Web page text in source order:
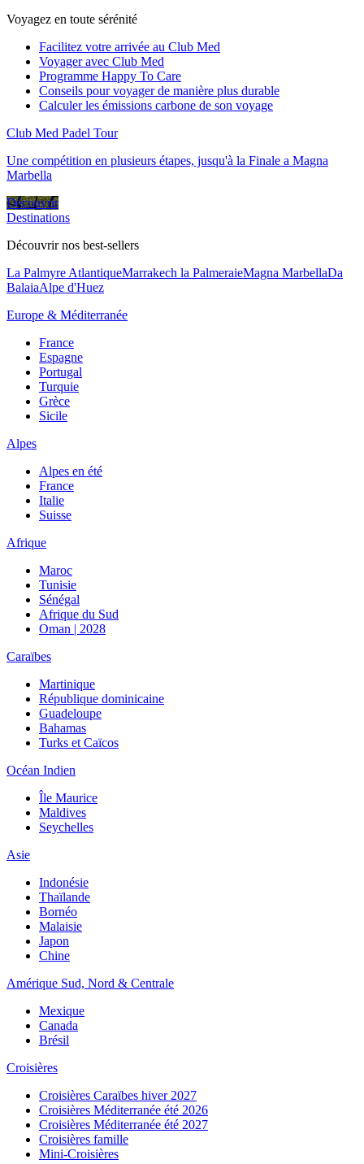
Voyagez en toute sérénité
Facilitez votre arrivée au Club Med
Voyager avec Club Med
Programme Happy To Care
Conseils pour voyager de manière plus durable
Calculer les émissions carbone de son voyage
Club Med Padel Tour
Une compétition en plusieurs étapes, jusqu'à la Finale a Magna
Marbella
Découvrir
Destinations
Découvrir nos best-sellers
La Palmyre AtlantiqueMarrakech la PalmeraieMagna MarbellaDa
BalaiaAlpe d'Huez
Europe & Méditerranée
France
Espagne
Portugal
Turquie
Grèce
Sicile
Alpes
Alpes en été
France
Italie
Suisse
Afrique
Maroc
Tunisie
Sénégal
Afrique du Sud
Oman | 2028
Caraïbes
Martinique
République dominicaine
Guadeloupe
Bahamas
Turks et Caïcos
Océan Indien
Île Maurice
Maldives
Seychelles
Asie
Indonésie
Thaïlande
Bornéo
Malaisie
Japon
Chine
Amérique Sud, Nord & Centrale
Mexique
Canada
Brésil
Croisières
Croisières Caraïbes hiver 2027
Croisières Méditerranée été 2026
Croisières Méditerranée été 2027
Croisières famille
Mini-Croisières